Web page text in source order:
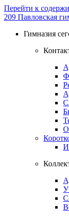
Перейти к
209 Павловская
Гимназия